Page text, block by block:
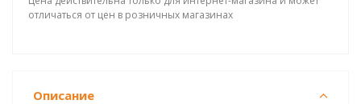
отличаться от цен в розничных магазинах
Описание